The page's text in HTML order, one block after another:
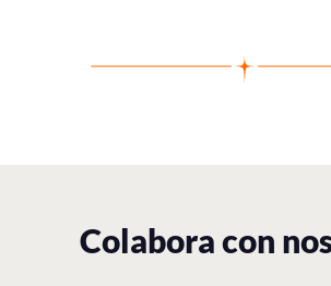
Colabora con